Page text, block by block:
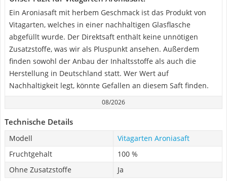
Ein Aroniasaft mit herbem Geschmack ist das Produkt von
Vitagarten, welches in einer nachhaltigen Glasflasche
abgefüllt wurde. Der Direktsaft enthält keine unnötigen
Zusatzstoffe, was wir als Pluspunkt ansehen. Außerdem
finden sowohl der Anbau der Inhaltsstoffe als auch die
Herstellung in Deutschland statt. Wer Wert auf
Nachhaltigkeit legt, könnte Gefallen an diesem Saft finden.
08/2026
Technische Details
Modell
Vitagarten Aroniasaft
Fruchtgehalt
100 %
Ohne Zusatzstoffe
Ja